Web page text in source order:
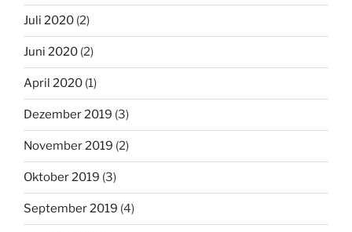
Juli 2020 (2)
Juni 2020 (2)
April 2020 (1)
Dezember 2019 (3)
November 2019 (2)
Oktober 2019 (3)
September 2019 (4)